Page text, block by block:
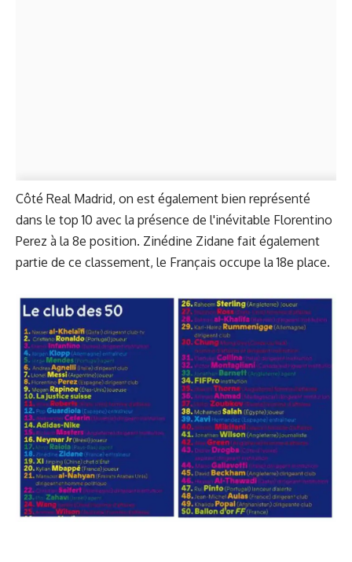
Côté Real Madrid, on est également bien représenté
dans le top 10 avec la présence de l'inévitable Florentino
Perez à la 8e position. Zinédine Zidane fait également
partie de ce classement, le Français occupe la 18e place.